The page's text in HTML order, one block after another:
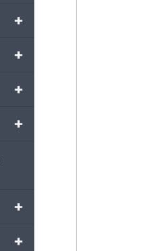
+
+
+
+
+
+